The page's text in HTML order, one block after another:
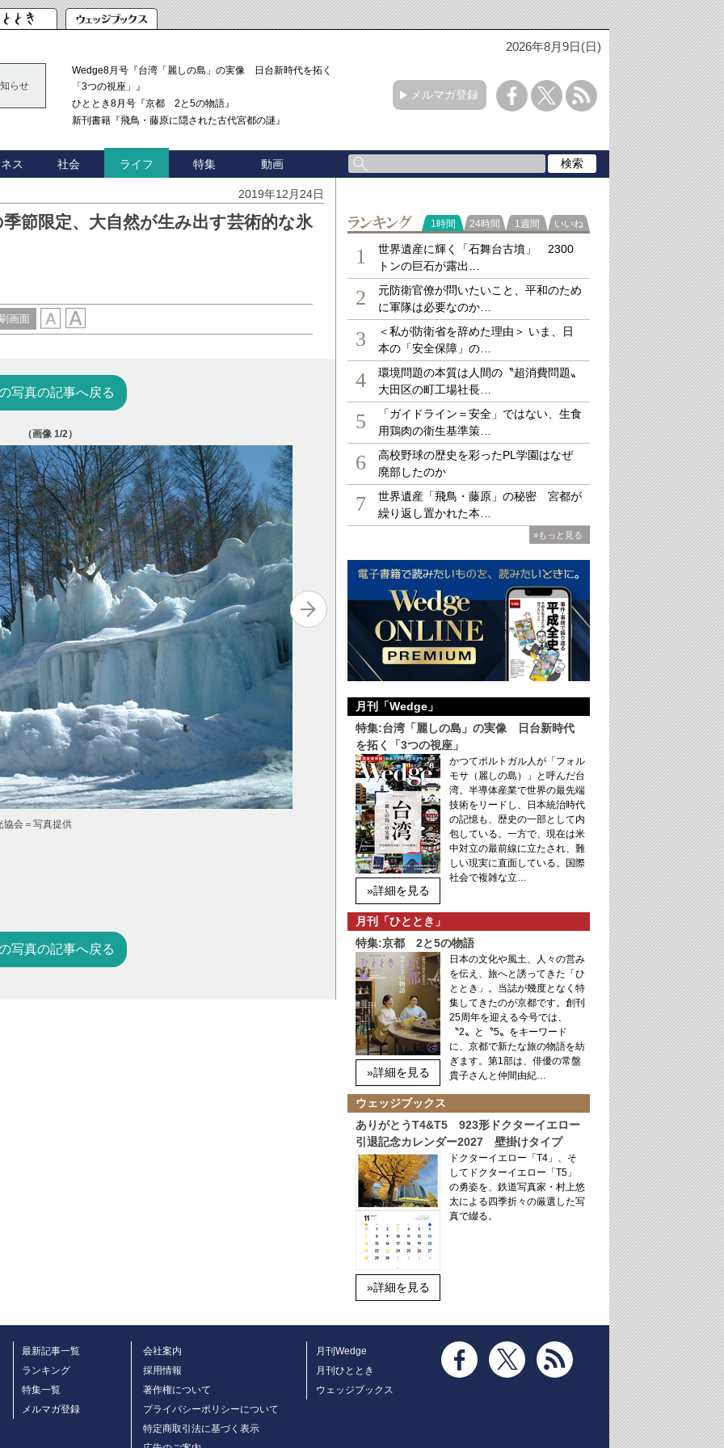
2026年8月9日(日)
らせ
Wedge8月号『台湾「麗しの島」の実像 日台新時代を拓く
「3つの視座」』
ひととき8月号『京都 2と5の物語』
新刊書籍『飛鳥・藤原に隠された古代宮都の謎』
メルマガ登録
ス 社会 ライフ 特集 動画
2019年12月24日
節限定、大自然が生み出す芸術的な氷
画面
写真の記事へ戻る
（画像1/2）
会＝写真提供
写真の記事へ戻る
ラ
1時間 24時間 1週間 いいね
1
世界遺産に輝く「石舞台古墳」 2300
トンの巨石が露出…
2
元防衛官僚が問いたいこと、平和のため
に軍隊は必要なのか…
3
＜私が防衛省を辞めた理由＞ いま、日
本の「安全保障」の…
4
環境問題の本質は人間の〝超消費問題〟
大田区の町工場社長…
5
「ガイドライン＝安全」ではない、生食
用鶏肉の衛生基準策…
6
高校野球の歴史を彩ったPL学園はなぜ
廃部したのか
7
世界遺産「飛鳥・藤原」の秘密 宮都が
繰り返し置かれた本…
»もっと見る
月刊「Wedge」
特集:台湾「麗しの島」の実像 日台新時代
を拓く「3つの視座」
»詳細を見る
かつてポルトガル人が「フォル
モサ（麗しの島）」と呼んだ台
湾。半導体産業で世界の最先端
技術をリードし、日本統治時代
の記憶も、歴史の一部として内
包している。一方で、現在は米
中対立の最前線に立たされ、難
しい現実に直面している。国際
社会で複雑な立…
月刊「ひととき」
特集:京都 2と5の物語
»詳細を見る
日本の文化や風土、人々の営み
を伝え、旅へと誘ってきた「ひ
ととき」。当誌が幾度となく特
集してきたのが京都です。創刊
25周年を迎える今号では、
〝2〟と〝5〟をキーワード
に、京都で新たな旅の物語を紡
ぎます。第1部は、俳優の常盤
貴子さんと仲間由紀…
ウェッジブックス
ありがとうT4&T5 923形ドクターイエロー
引退記念カレンダー2027 壁掛けタイプ
»詳細を見る
ドクターイエロー「T4」、そ
してドクターイエロー「T5」
の勇姿を、鉄道写真家・村上悠
太による四季折々の厳選した写
真で綴る。
最新記事一覧
ランキング
特集一覧
メルマガ登録
会社案内
採用情報
著作権について
プライバシーポリシーについて
特定商取引法に基づく表示
月刊Wedge
月刊ひととき
ウェッジブックス